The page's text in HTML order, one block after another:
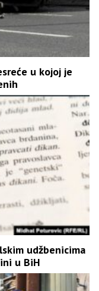
u kojoj je
udžbenicima
u BiH